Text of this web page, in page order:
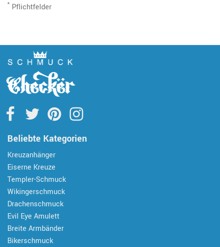
* Pflichtfelder
Beliebte Kategorien
Kreuzanhänger
Eiserne Kreuze
Templer-Schmuck
Wikingerschmuck
Drachenschmuck
Evil Eye Amulett
Breite Armbänder
Bikerschmuck